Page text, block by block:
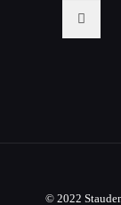
© 2022